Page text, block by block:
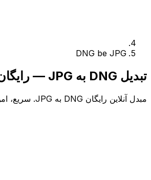
DNG be JPG
تبدیل DNG به JPG — رایگان آنلاین
مبدل آنلاین رایگان DNG به JPG. سریع، امن، بدون نیاز به ثبت نام.